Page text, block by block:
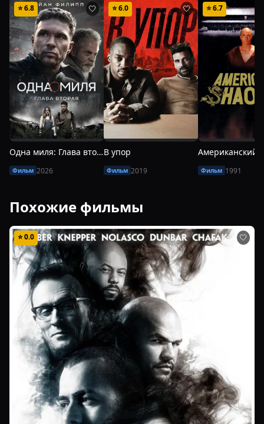
⭐6.8 🤍
Одна миля: Глава вторая
Фильм 2026
⭐6.0 🤍
В упор
Фильм 2019
⭐6.7
Фильм 1991
Похожие фильмы
⭐0.0 🤍